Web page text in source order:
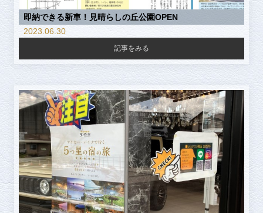
即納できる新車！見晴らしの丘公園OPEN
2023.06.30
記事をみる